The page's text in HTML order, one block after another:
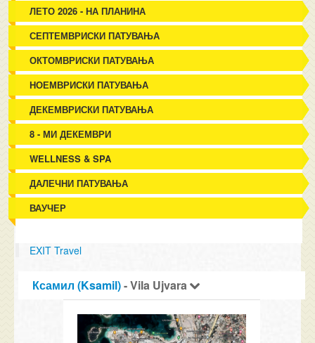
ЛЕТО 2026 - НА ПЛАНИНА
СЕПТЕМВРИСКИ ПАТУВАЊА
ОКТОМВРИСКИ ПАТУВАЊА
НОЕМВРИСКИ ПАТУВАЊА
ДЕКЕМВРИСКИ ПАТУВАЊА
8 - МИ ДЕКЕМВРИ
WELLNESS & SPA
ДАЛЕЧНИ ПАТУВАЊА
ВАУЧЕР
EXIT Travel
Ксамил (Ksamil)- Vila Ujvara